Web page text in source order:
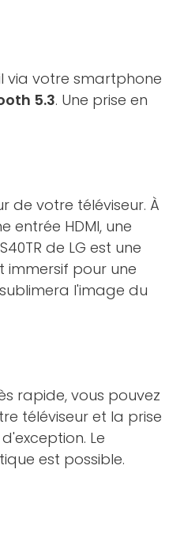
via votre smartphone
5.3. Une prise en
de votre téléviseur. À
entrée HDMI, une
de LG est une
immersif pour une
l'image du
rapide, vous pouvez
téléviseur et la prise
Le
est possible.